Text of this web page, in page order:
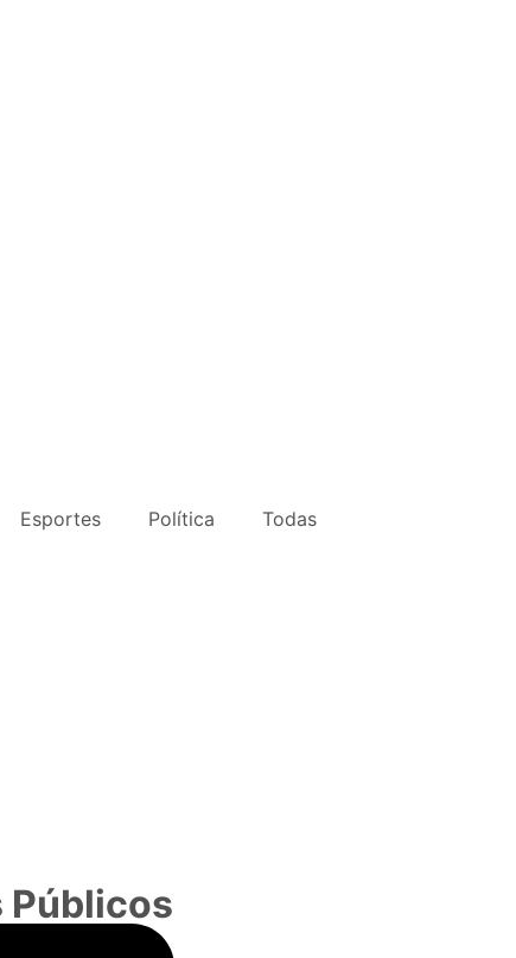
Esportes Política Todas
Públicos